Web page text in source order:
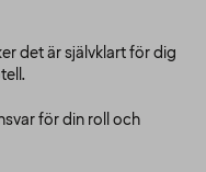
det är självklart för dig
för din roll och